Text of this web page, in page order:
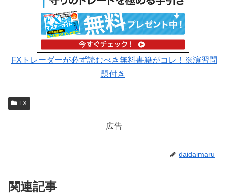
FXトレーダーが必ず読むべき無料書籍がコレ！※演習問
題付き
FX
広告
daidaimaru
関連記事